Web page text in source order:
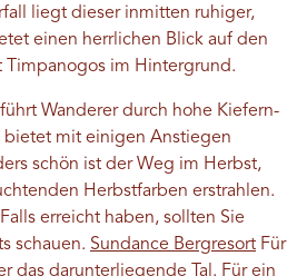
liegt dieser inmitten ruhiger,
einen herrlichen Blick auf den
Timpanogos im Hintergrund.
Wanderer durch hohe Kiefern-
bietet mit einigen Anstiegen
schön ist der Weg im Herbst,
Herbstfarben erstrahlen.
erreicht haben, sollten Sie
schauen. Sundance Bergresort Für
das darunterliegende Tal. Für ein